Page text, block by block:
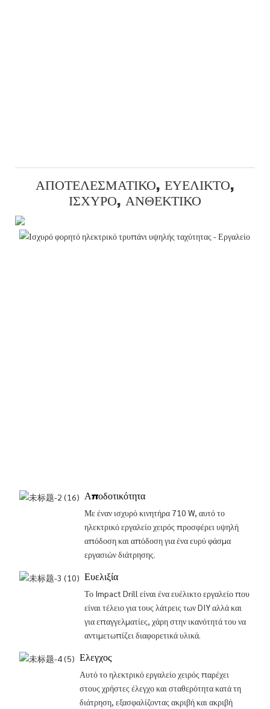
ΑΠΟΤΕΛΕΣΜΑΤΙΚΌ, ΕΥΈΛΙΚΤΟ,
ΙΣΧΥΡΌ, ΑΝΘΕΚΤΙΚΌ
Αποδοτικότητα
Με έναν ισχυρό κινητήρα 710 W, αυτό το
ηλεκτρικό εργαλείο χειρός προσφέρει υψηλή
απόδοση και απόδοση για ένα ευρύ φάσμα
εργασιών διάτρησης.
Ευελιξία
Το Impact Drill είναι ένα ευέλικτο εργαλείο που
είναι τέλειο για τους λάτρεις των DIY αλλά και
για επαγγελματίες, χάρη στην ικανότητά του να
αντιμετωπίζει διαφορετικά υλικά.
Ελεγχος
Αυτό το ηλεκτρικό εργαλείο χειρός παρέχει
στους χρήστες έλεγχο και σταθερότητα κατά τη
διάτρηση, εξασφαλίζοντας ακριβή και ακριβή